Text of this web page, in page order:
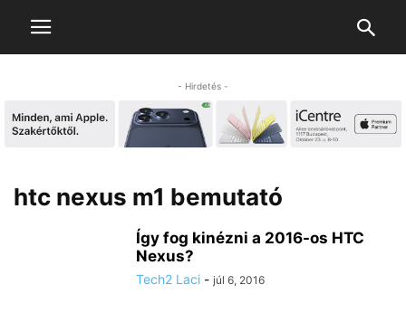
- Hirdetés -
htc nexus m1 bemutató
Így fog kinézni a 2016-os HTC
Nexus?
Tech2 Laci - júl 6, 2016